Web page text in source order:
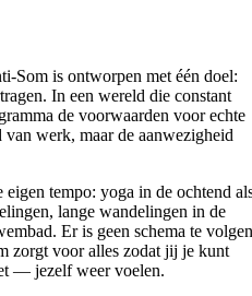
Som is ontworpen met één doel:
In een wereld die constant
de voorwaarden voor echte
werk, maar de aanwezigheid
tempo: yoga in de ochtend
lange wandelingen in de
Er is geen schema te
zorgt voor alles zodat jij je kunt
— jezelf weer voelen.